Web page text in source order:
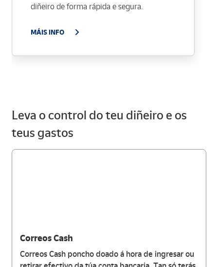
diñeiro de forma rápida e segura.
MÁIS INFO
Leva o control do teu diñeiro e os
teus gastos
Correos Cash
Correos Cash poncho doado á hora de ingresar ou